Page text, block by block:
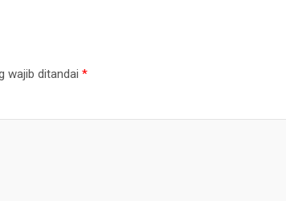
wajib ditandai *